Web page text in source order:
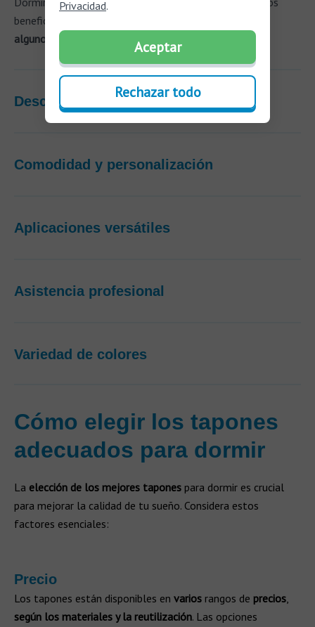
beneficios para la salud y el bienestar. A continuación,
algunos de estos beneficios
Descanso sin ruidos y ronquidos
Comodidad y personalización
Aplicaciones versátiles
Asistencia profesional
Variedad de colores
Cómo elegir los tapones
adecuados para dormir
La elección de los mejores tapones para dormir es crucial
para mejorar la calidad de tu sueño. Considera estos
factores esenciales:
Precio
Los tapones están disponibles en varios rangos de precios,
según los materiales y la reutilización. Las opciones
Privacidad.
Aceptar
Rechazar todo